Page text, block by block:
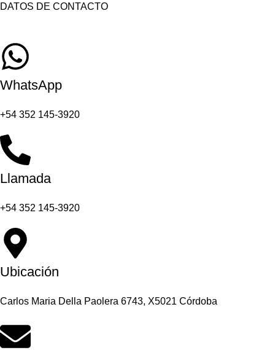
DATOS DE CONTACTO
WhatsApp
+54 352 145-3920
Llamada
+54 352 145-3920
Ubicación
Carlos Maria Della Paolera 6743, X5021 Córdoba